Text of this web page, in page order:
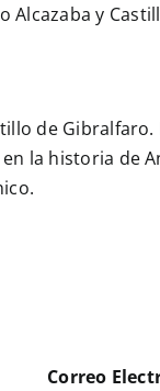
y
de
la historia de
Correo